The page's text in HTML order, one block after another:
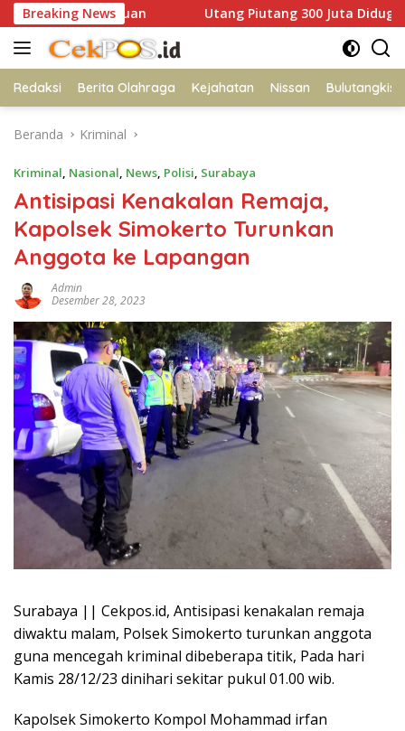
Langsung
ke
konten
Breaking NewsUtang Piutang 300 Juta Diduga Jadi Pemicu
Redaksi Berita Olahraga Kejahatan Nissan Bulutangkis
Beranda Kriminal
Kriminal, Nasional, News, Polisi, Surabaya
Antisipasi Kenakalan Remaja,
Kapolsek Simokerto Turunkan
Anggota ke Lapangan
Admin
Desember 28, 2023
Surabaya || Cekpos.id, Antisipasi kenakalan remaja
diwaktu malam, Polsek Simokerto turunkan anggota
guna mencegah kriminal dibeberapa titik, Pada hari
Kamis 28/12/23 dinihari sekitar pukul 01.00 wib.
Kapolsek Simokerto Kompol Mohammad irfan